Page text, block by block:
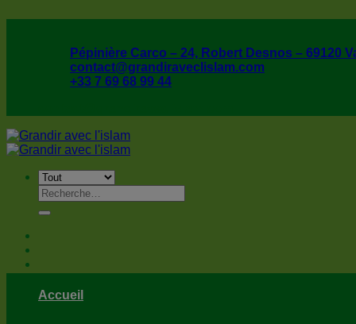
Pépinière Carco – 24, Robert Desnos – 69120
contact@grandiraveclislam.com
+33 7 69 68 99 44
Recherche
pour :
Accueil